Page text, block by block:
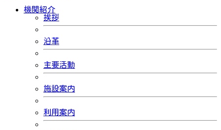
機関紹介
挨拶
沿革
主要活動
施設案内
利用案内